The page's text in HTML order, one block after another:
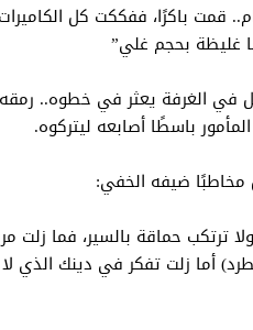
قمت باكرًا، ففككت كل
غليظة بحجم غلي”
في الغرفة يعثر في خطوه..
باسطًا أصابعه ليتركوه.
مخاطبًا ضيفه الخفي:
ترتكب حماقة بالسير، فما زلت
أما زلت تفكر في دينك الذي